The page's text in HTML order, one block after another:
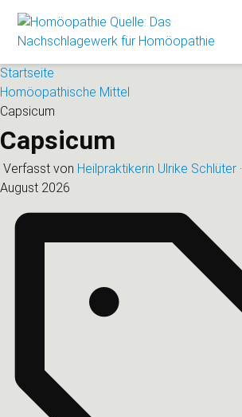
Startseite
Homöopathische Mittel
Capsicum
Capsicum
Verfasst von Heilpraktikerin Ulrike Schlüter ·
August 2026